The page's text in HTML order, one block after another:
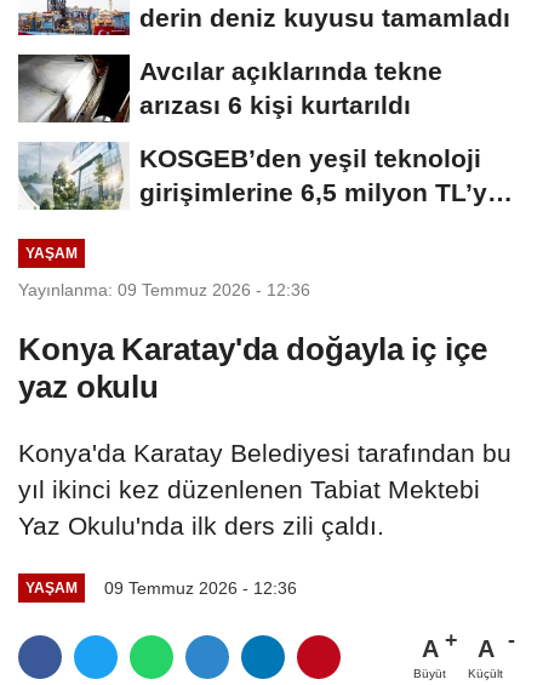
derin deniz kuyusu tamamladı
Avcılar açıklarında tekne
arızası 6 kişi kurtarıldı
KOSGEB’den yeşil teknoloji
girişimlerine 6,5 milyon TL’ye
YAŞAM
Yayınlanma: 09 Temmuz 2026 - 12:36
Konya Karatay'da doğayla iç içe
yaz okulu
Konya'da Karatay Belediyesi tarafından bu
yıl ikinci kez düzenlenen Tabiat Mektebi
Yaz Okulu'nda ilk ders zili çaldı.
YAŞAM 09 Temmuz 2026 - 12:36
A
Büyüt
A
Küçült